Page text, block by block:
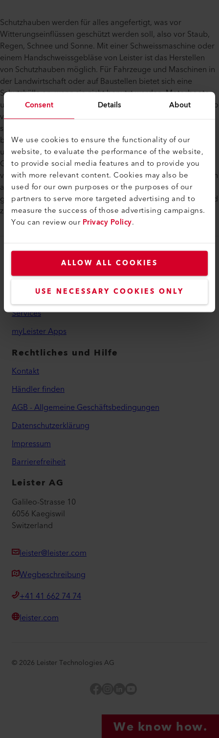
Consent Details About
We use cookies to ensure the functionality of our
website, to evaluate the performance of the website,
to provide social media features and to provide you
with more relevant content. Cookies may also be
used for our own purposes or the purposes of our
partners to serve more targeted advertising and to
measure the success of those advertising campaigns.
You can review ourPrivacy Policy.
ALLOW ALL COOKIES
USE NECESSARY COOKIES ONLY
Schutzhauben werden für alles angefertigt, was vor
Witterungseinflüssen geschützt werden soll, also vor Staub,
Regen, Schnee und Sonne. Mit einer Schweissmaschine oder
einem Handschweissgebläse von Leister ist das Herstellen
von Schutzhauben möglich. Für Fahrzeuge und Maschinen in
der Landwirtschaft oder auf Baustellen bietet sich eine
Schutzhülle an, wenn sie nicht benutzt werden. Motorboote
und Segelschiffe werden mit Schutzhauben abgedeckt und so
vor Verschmutzungen durch Vogelkot geschützt, der sich
sonst in die Oberflächen hineinfrisst und Lack oder Holz
beschädigt. Gartenmöbel und BBQ-Grills sind oft zu schwer
und unflexibel, um sie bei Nichtgebrauch jedes Mal in die
Garage oder in den Keller zu räumen. Mit einer Schutzhülle
versehen, können sie draussen stehenbleiben und sind gegen
alle Witterungseinflüsse und gegen Verschmutzung
geschützt. Schutzhüllen werden auf Mass angefertigt und sind
zudem in verschiedenen Standardgrössen erhältlich.
myLeister Account
Academy
Services
myLeister Apps
Rechtliches und Hilfe
Kontakt
Händler finden
AGB - Allgemeine Geschäftsbedingungen
Datenschutzerklärung
Impressum
Barrierefreiheit
Leister AG
Galileo-Strasse 10
6056 Kaegiswil
Switzerland
leister@leister.com
Wegbeschreibung
+41 41 662 74 74
leister.com
© 2026 Leister Technologies AG
We know how.